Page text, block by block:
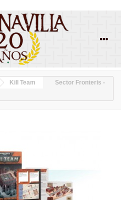
Kill Team
Sector Fronteris -